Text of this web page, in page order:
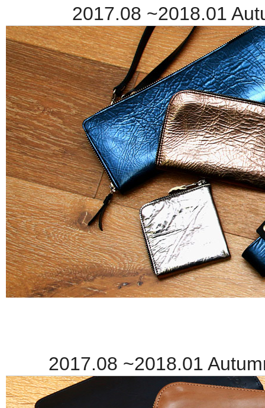
2017.08 ~2018.01
2017.08 ~2018.01